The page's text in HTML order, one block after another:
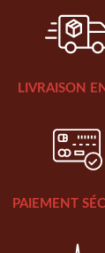
LIVRAISON
PAIEMENT